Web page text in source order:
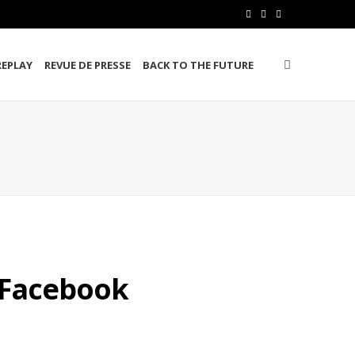
c
e t
n
k
REVUE DE PRESSE BACK TO THE FUTURE